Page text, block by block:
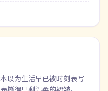
以为生活早已被时刻表写